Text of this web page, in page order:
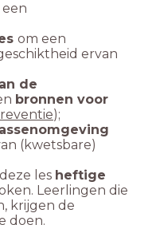
een
om een
ervan
de
bronnen voor
(kwetsbare)
les heftige
Leerlingen die
krijgen de